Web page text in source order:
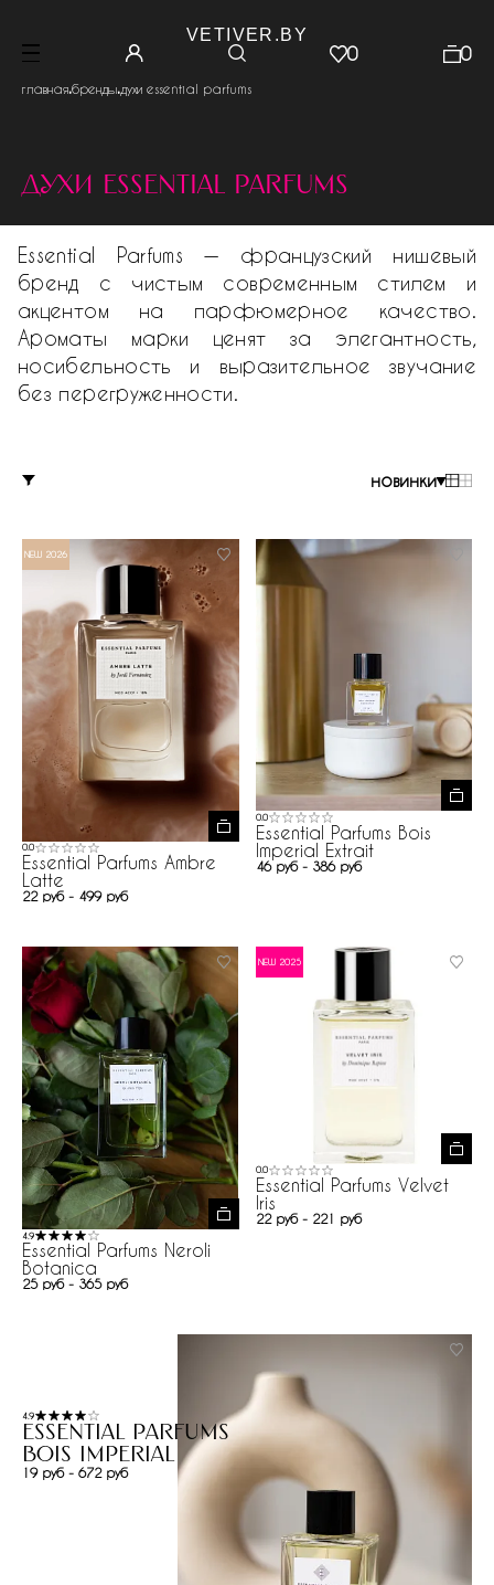
VETIVER.BY
0 0
главная.бренды.духи essential parfums
духи essential parfums
Essential Parfums — французский нишевый
бренд с чистым современным стилем и
акцентом на парфюмерное качество.
Ароматы марки ценят за элегантность,
носибельность и выразительное звучание
без перегруженности.
новинки
NEW 2026
0.0
Essential Parfums Ambre
Latte
22 руб - 499 руб
0.0
Essential Parfums Bois
Imperial Extrait
46 руб - 386 руб
4.9
Essential Parfums Neroli
Botanica
25 руб - 365 руб
NEW 2025
0.0
Essential Parfums Velvet
Iris
22 руб - 221 руб
4.9
Essential Parfums
Bois Imperial
19 руб - 672 руб